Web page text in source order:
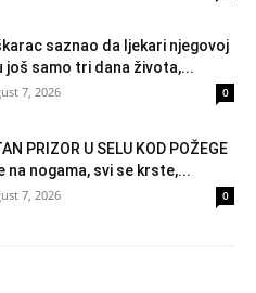
saznao da ljekari njegovoj
još samo tri dana života,...
7, 2026 0
PRIZOR U SELU KOD POŽEGE
na nogama, svi se krste,...
7, 2026 0